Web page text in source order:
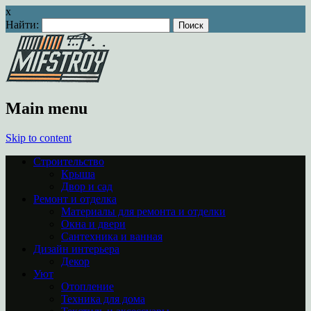
x
Найти:
Main menu
Skip to content
Строительство
Крыша
Двор и сад
Ремонт и отделка
Материалы для ремонта и отделки
Окна и двери
Сантехника и ванная
Дизайн интерьера
Декор
Уют
Отопление
Техника для дома